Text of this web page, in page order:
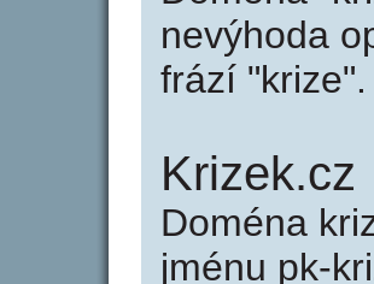
nevýhoda
frází "krize".
Krizek.cz
Doména
jménu pk-